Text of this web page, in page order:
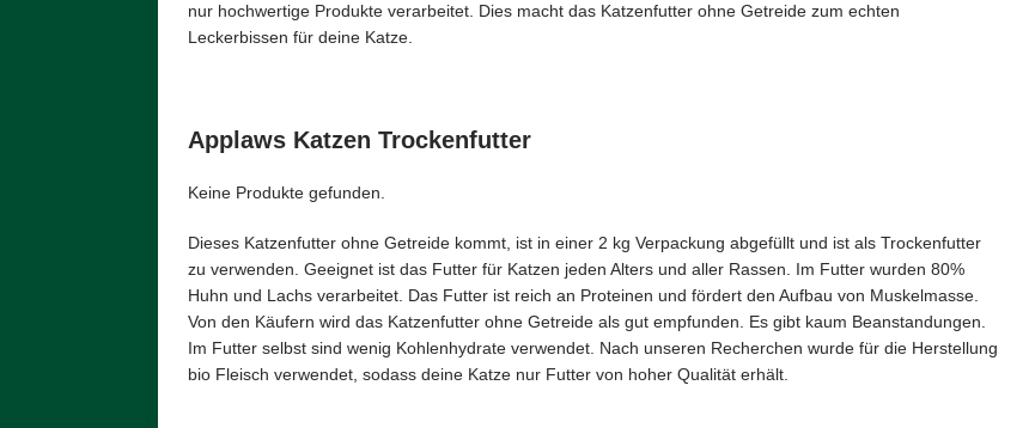
nur hochwertige Produkte verarbeitet. Dies macht das Katzenfutter ohne Getreide zum echten
Leckerbissen für deine Katze.
Applaws Katzen Trockenfutter
Keine Produkte gefunden.
Dieses Katzenfutter ohne Getreide kommt, ist in einer 2 kg Verpackung abgefüllt und ist als Trockenfutter
zu verwenden. Geeignet ist das Futter für Katzen jeden Alters und aller Rassen. Im Futter wurden 80%
Huhn und Lachs verarbeitet. Das Futter ist reich an Proteinen und fördert den Aufbau von Muskelmasse.
Von den Käufern wird das Katzenfutter ohne Getreide als gut empfunden. Es gibt kaum Beanstandungen.
Im Futter selbst sind wenig Kohlenhydrate verwendet. Nach unseren Recherchen wurde für die Herstellung
bio Fleisch verwendet, sodass deine Katze nur Futter von hoher Qualität erhält.